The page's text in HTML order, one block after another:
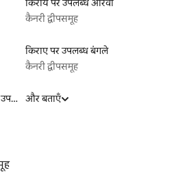
किराये पर उपलब्ध आरवी
कैनरी द्वीपसमूह
किराए पर उपलब्ध बंगले
कैनरी द्वीपसमूह
सॉना की सुविधा वाली किराये पर उपलब्ध लिस्टिंग
और बताएँ